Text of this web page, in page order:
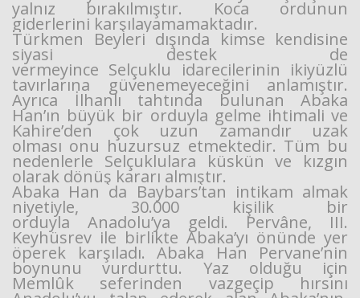
yalnız bırakılmıştır. Koca ordunun
giderlerini karşılayamamaktadır.
Türkmen Beyleri dışında kimse kendisine
siyasi destek de
vermeyince Selçuklu idarecilerinin ikiyüzlü
tavırlarına güvenemeyeceğini anlamıştır.
Ayrıca İlhanlı tahtında bulunan Abaka
Han’ın büyük bir orduyla gelme ihtimali ve
Kahire’den çok uzun zamandır uzak
olması onu huzursuz etmektedir. Tüm bu
nedenlerle Selçuklulara küskün ve kızgın
olarak dönüş kararı almıştır.
Abaka Han da Baybars’tan intikam almak
niyetiyle, 30.000 kişilik bir
orduyla Anadolu’ya geldi. Pervâne, III.
Keyhüsrev ile birlikte Abaka’yı önünde yer
öperek karşıladı. Abaka Han Pervane’nin
boynunu vurdurttu. Yaz olduğu için
Memlûk seferinden vazgeçip hırsını